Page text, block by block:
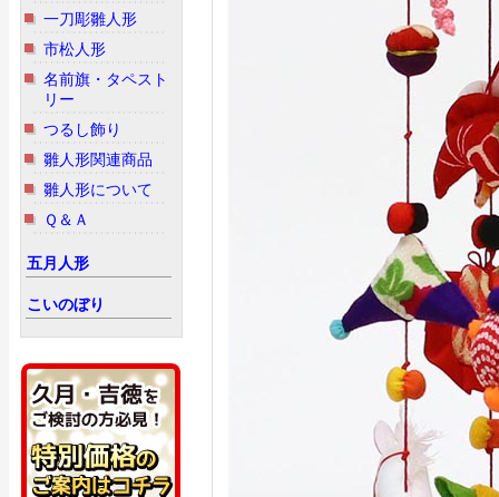
一刀彫雛人形
市松人形
名前旗・タペスト
リー
つるし飾り
雛人形関連商品
雛人形について
Ｑ＆Ａ
五月人形
こいのぼり